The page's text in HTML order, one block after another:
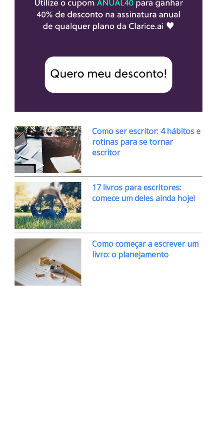
Como ser escritor: 4 hábitos e
rotinas para se tornar
escritor
17 livros para escritores:
comece um deles ainda hoje!
Como começar a escrever um
livro: o planejamento